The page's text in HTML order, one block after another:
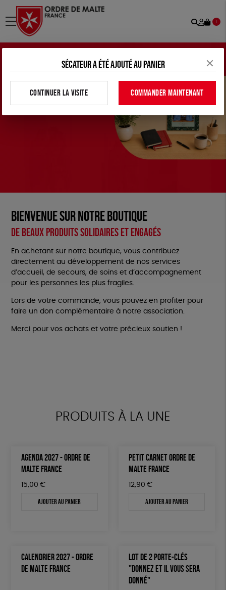
menu
Mon
1
Bienvenue sur notre boutique
De beaux produits solidaires et engagés
En achetant sur notre boutique, vous contribuez
directement au développement de nos services
d’accueil, de secours, de soins et d’accompagnement
pour les personnes les plus fragiles.
Lors de votre commande, vous pouvez en profiter pour
faire un don complémentaire à notre association.
Merci pour vos achats et votre précieux soutien !
PRODUITS À LA UNE
AGENDA 2027 - ORDRE DE
MALTE FRANCE
15,00 €
Ajouter au panier
PETIT CARNET ORDRE DE
MALTE FRANCE
12,90 €
Ajouter au panier
CALENDRIER 2027 - ORDRE
DE MALTE FRANCE
LOT DE 2 PORTE-CLÉS
"DONNEZ ET IL VOUS SERA
DONNÉ"
Sécateur a été ajouté au panier
CONTINUER LA VISITE COMMANDER MAINTENANT